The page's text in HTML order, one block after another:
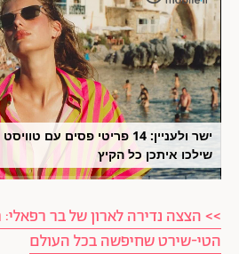
ישר ולעניין: 14 פריטי פסים עם טוויסט
שילכו איתכן כל הקיץ
>> הצצה נדירה לארון של בר
הטי-שירט שחיפשה בכל העולם